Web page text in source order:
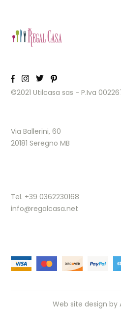
©2021 Utilcasa sas - P.Iva
Via Ballerini, 60
20181 Seregno MB
Tel. +39 0362230168
info@regalcasa.net
Web site design by